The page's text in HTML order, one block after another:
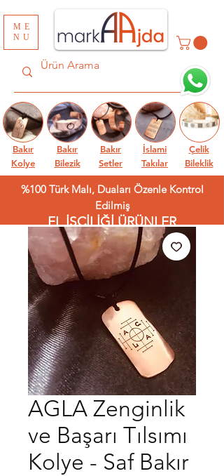
ME
NU
%100 Türk Malı, Duaları Özenle Kontrol
Edilmiş
EL İŞÇİLİĞİ ÜRÜNLER
Bakır
Kolye
Bakır
Bilezik
Bakır
Setler
İslami
Takılar
Çelik
Bileklik
AGLA Zenginlik
ve Başarı Tılsımı
Kolye - Saf Bakır